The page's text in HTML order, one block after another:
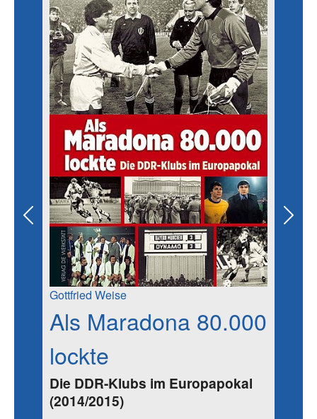
Gottfried Weise
Als Maradona 80.000
lockte
Die DDR-Klubs im Europapokal
(2014/2015)
Previous Next